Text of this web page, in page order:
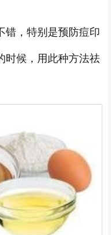
错，特别是预防痘印
时候，用此种方法祛